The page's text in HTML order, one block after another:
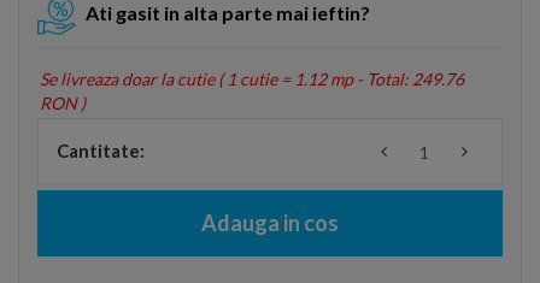
Ati gasit in alta parte mai ieftin?
Se livreaza doar la cutie (1 cutie = 1.12 mp - Total: 249.76
RON )
Cantitate:
Adauga in cos